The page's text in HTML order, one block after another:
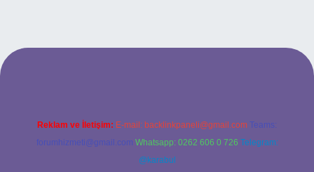
yeni giriş adresi
Reklam ve İletişim: E-mail: backlinkpaneli@gmail.com Teams:
forumhizmeti@gmail.com Whatsapp: 0262 606 0 726 Telegram:
@karabul